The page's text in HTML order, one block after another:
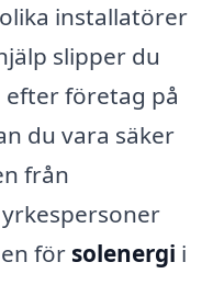
installatörer
slipper du
efter företag på
du vara säker
från
för solenergi i